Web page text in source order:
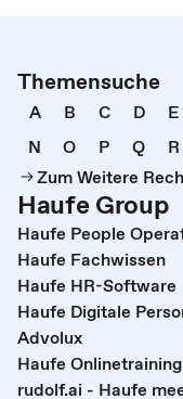
Themensuche
A B C D E
N
O P Q R
Zum Weitere
Haufe Group
Haufe People
Haufe Fachwissen
Haufe HR-Software
Haufe Digitale
Advolux
Haufe Onlinetraining
rudolf.ai - Haufe